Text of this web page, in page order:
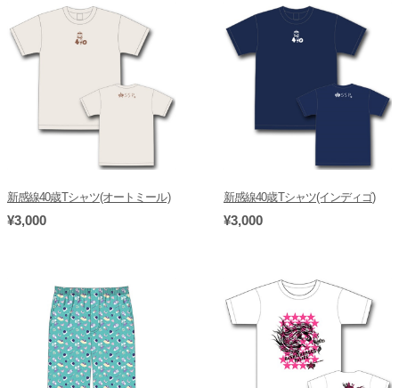
新感線40歳Tシャツ(オートミール)
¥3,000
新感線40歳Tシャツ(インディゴ)
¥3,000